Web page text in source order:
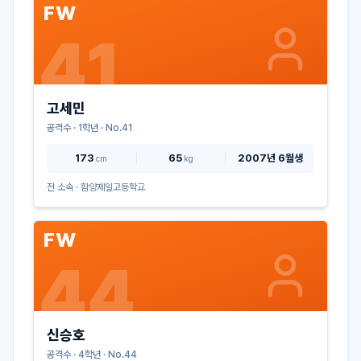
FW
41
고세민
공격수· 1학년 · No.41
173 cm 65 kg 2007년 6월생
전 소속 · 함양제일고등학교
FW
44
신승호
공격수· 4학년 · No.44